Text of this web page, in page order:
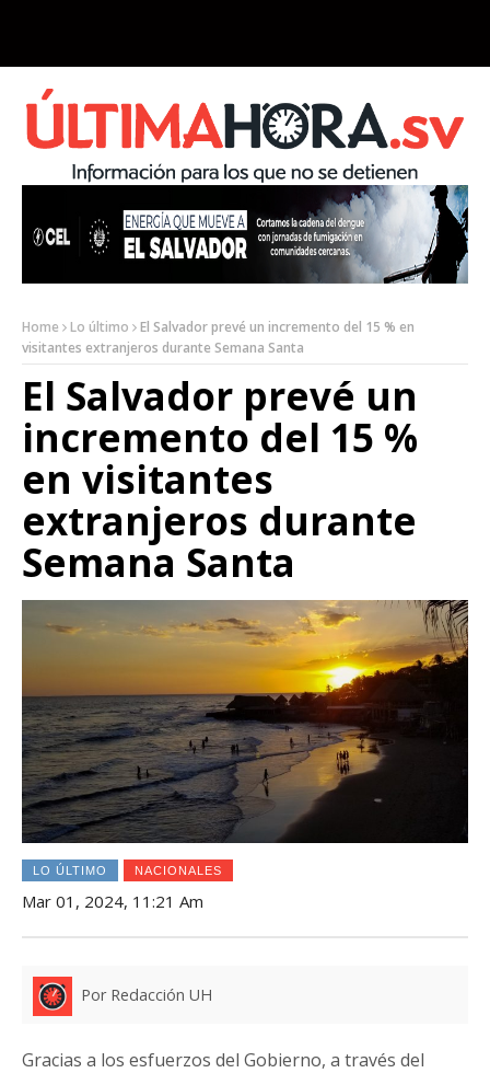
Home Lo último
El Salvador prevé un incremento del 15 % en
visitantes extranjeros durante Semana Santa
El Salvador prevé un
incremento del 15 %
en visitantes
extranjeros durante
Semana Santa
LO ÚLTIMO NACIONALES
Mar 01, 2024, 11:21 Am
Por Redacción UH
Gracias a los esfuerzos del Gobierno, a través del